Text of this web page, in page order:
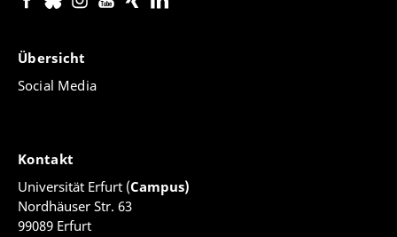
Übersicht
Social Media
Kontakt
Universität Erfurt (Campus)
Nordhäuser Str. 63
99089 Erfurt